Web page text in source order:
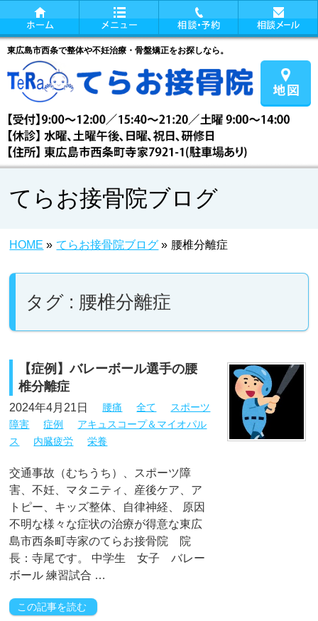
東広島市西条で整体や不妊治療・骨盤矯正をお探しなら。
てらお接骨院ブログ
HOME » てらお接骨院ブログ » 腰椎分離症
タグ : 腰椎分離症
【症例】バレーボール選手の腰
椎分離症
2024年4月21日 腰痛 全て
スポーツ
障害
症例
アキュスコープ＆マイオパル
ス
内臓疲労 栄養
交通事故（むちうち）、スポーツ障
害、不妊、マタニティ、産後ケア、ア
トピー、キッズ整体、自律神経、 原因
不明な様々な症状の治療が得意な東広
島市西条町寺家のてらお接骨院 院
長：寺尾です。 中学生 女子 バレー
ボール 練習試合 …
この記事を読む